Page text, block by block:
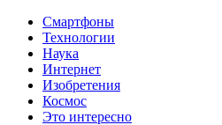
Смартфоны
Технологии
Наука
Интернет
Изобретения
Космос
Это интересно